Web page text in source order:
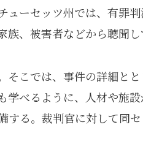
ューセッツ州では、有罪
、被害者などから聴聞
そこでは、事件の詳細と
べるように、人材や施
する。裁判官に対して同